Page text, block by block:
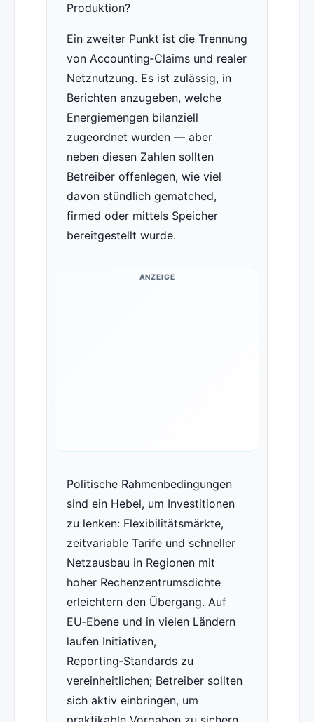
Produktion?
Ein zweiter Punkt ist die Trennung
von Accounting‑Claims und realer
Netznutzung. Es ist zulässig, in
Berichten anzugeben, welche
Energiemengen bilanziell
zugeordnet wurden — aber
neben diesen Zahlen sollten
Betreiber offenlegen, wie viel
davon stündlich gematched,
firmed oder mittels Speicher
bereitgestellt wurde.
ANZEIGE
Politische Rahmenbedingungen
sind ein Hebel, um Investitionen
zu lenken: Flexibilitätsmärkte,
zeitvariable Tarife und schneller
Netzausbau in Regionen mit
hoher Rechenzentrumsdichte
erleichtern den Übergang. Auf
EU‑Ebene und in vielen Ländern
laufen Initiativen,
Reporting‑Standards zu
vereinheitlichen; Betreiber sollten
sich aktiv einbringen, um